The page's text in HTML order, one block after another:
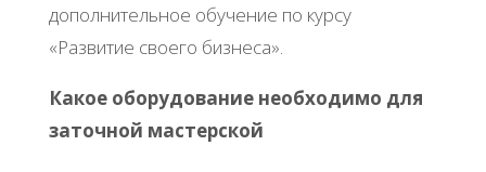
дополнительное обучение по курсу
«Развитие своего бизнеса».
Какое оборудование необходимо для
заточной мастерской